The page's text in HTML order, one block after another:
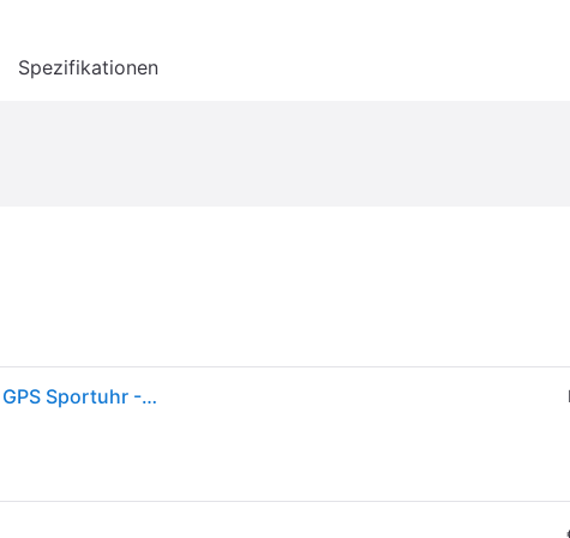
Spezifikationen
Garmin Forerunner 265S Music 42mm pink/grau GPS Sportuhr - Pink